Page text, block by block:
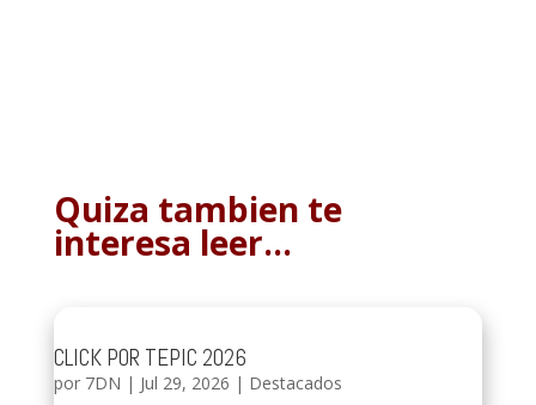
Quiza tambien te
interesa leer…
CLICK POR TEPIC 2026
por 7DN | Jul 29, 2026 | Destacados